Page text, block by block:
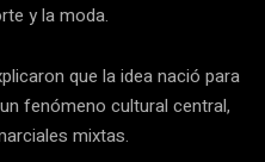
y la moda.
que la idea nació para
fenómeno cultural central,
mixtas.